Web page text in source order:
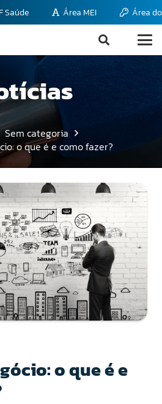
Saúde Área MEI Área
Sem categoria
o que é e como fazer?
o que é e